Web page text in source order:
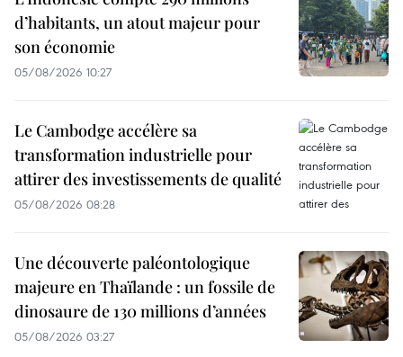
d’habitants, un atout majeur pour
son économie
05/08/2026 10:27
Le Cambodge accélère sa
transformation industrielle pour
attirer des investissements de qualité
05/08/2026 08:28
Une découverte paléontologique
majeure en Thaïlande : un fossile de
dinosaure de 130 millions d’années
05/08/2026 03:27